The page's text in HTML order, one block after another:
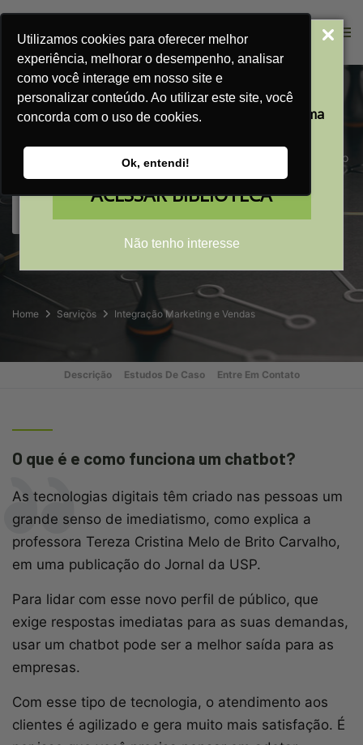
Acesse Nossa
Biblioteca Gratuita
Aprenda a transformar a sua empresa em uma
com nossos conteúdos gratuitos
ACESSAR BIBLIOTECA
Não tenho interesse
Utilizamos cookies para oferecer melhor
experiência, melhorar o desempenho, analisar
como você interage em nosso site e
personalizar conteúdo. Ao utilizar este site, você
concorda com o uso de cookies.
Ok, entendi!
Construção de Chatbots
Implementação de Chatbots para levar seu atendimento para o
próximo nível!
Home Serviços Integração Marketing e Vendas
Descrição Estudos De Caso Entre Em Contato
O que é e como funciona um chatbot?
As tecnologias digitais têm criado nas pessoas um
grande senso de imediatismo, como explica a
professora Tereza Cristina Melo de Brito Carvalho,
em uma publicação do Jornal da USP.
Para lidar com esse novo perfil de público, que
exige respostas imediatas para as suas demandas,
usar um chatbot pode ser a melhor saída para as
empresas.
Com esse tipo de tecnologia, o atendimento aos
clientes é agilizado e gera muito mais satisfação. É